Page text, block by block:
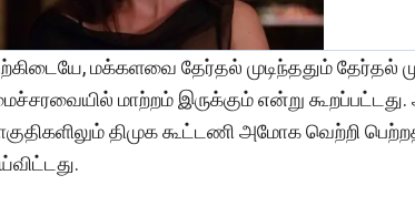
மக்களவை தேர்தல் முடிந்ததும் தேர்தல்
மாற்றம் இருக்கும் என்று
திமுக கூட்டணி அமோக வெற்றி